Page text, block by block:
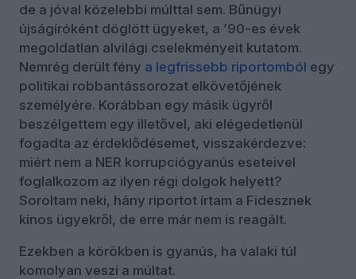
de a jóval közelebbi múlttal sem. Bűnügyi
újságíróként döglött ügyeket, a ’90-es évek
megoldatlan alvilági cselekményeit kutatom.
Nemrég derült fény a legfrissebb riportomból egy
politikai robbantássorozat elkövetőjének
személyére. Korábban egy másik ügyről
beszélgettem egy illetővel, aki elégedetlenül
fogadta az érdeklődésemet, visszakérdezve:
miért nem a NER korrupciógyanús eseteivel
foglalkozom az ilyen régi dolgok helyett?
Soroltam neki, hány riportot írtam a Fidesznek
kínos ügyekről, de erre már nem is reagált.
Ezekben a körökben is gyanús, ha valaki túl
komolyan veszi a múltat.